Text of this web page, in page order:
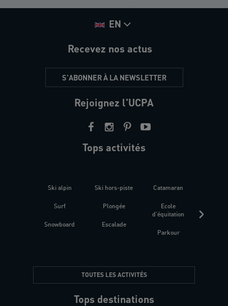
EN
Recevez nos actus
S'ABONNER À LA NEWSLETTER
Rejoignez l'UCPA
Tops activités
Ski alpin
Surf
Snowboard
Ski hors-piste
Plongée
Escalade
Catamaran
Ecole
d'équitation
Parkour
TOUTES LES ACTIVITÉS
Tops destinations